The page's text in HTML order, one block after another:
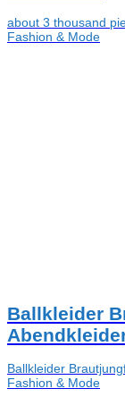
about 3 thousand
Fashion & Mode
Ballkleider
Ballkleider
Fashion & Mode